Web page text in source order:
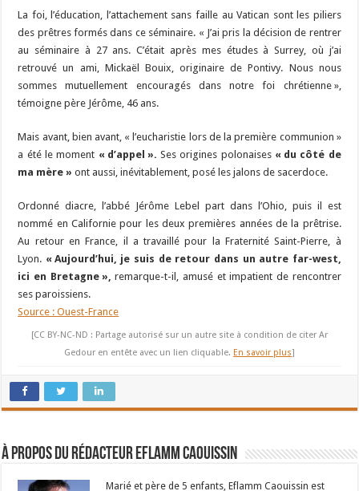
La foi, l’éducation, l’attachement sans faille au Vatican sont les piliers
des prêtres formés dans ce séminaire. « J’ai pris la décision de rentrer
au séminaire à 27 ans. C’était après mes études à Surrey, où j’ai
retrouvé un ami, Mickaël Bouix, originaire de Pontivy. Nous nous
sommes mutuellement encouragés dans notre foi chrétienne »,
témoigne père Jérôme, 46 ans.
Mais avant, bien avant, « l’eucharistie lors de la première communion »
a été le moment « d’appel ». Ses origines polonaises« du côté de
ma mère » ont aussi, inévitablement, posé les jalons de sacerdoce.
Ordonné diacre, l’abbé Jérôme Lebel part dans l’Ohio, puis il est
nommé en Californie pour les deux premières années de la prêtrise.
Au retour en France, il a travaillé pour la Fraternité Saint-Pierre, à
Lyon. « Aujourd’hui, je suis de retour dans un autre far-west,
ici en Bretagne », remarque-t-il, amusé et impatient de rencontrer
ses paroissiens.
Source : Ouest-France
[CC BY-NC-ND : Partage autorisé sur un autre site à condition de citer Ar
Gedour en entête avec un lien cliquable. En savoir plus]
À propos du rédacteur Eflamm Caouissin
Marié et père de 5 enfants, Eflamm Caouissin est